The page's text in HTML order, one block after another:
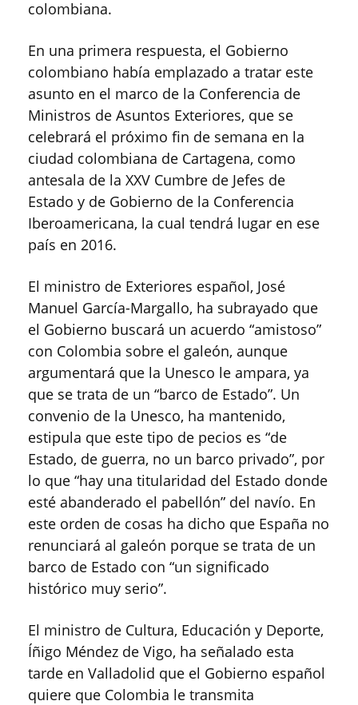
colombiana.
En una primera respuesta, el Gobierno
colombiano había emplazado a tratar este
asunto en el marco de la Conferencia de
Ministros de Asuntos Exteriores, que se
celebrará el próximo fin de semana en la
ciudad colombiana de Cartagena, como
antesala de la XXV Cumbre de Jefes de
Estado y de Gobierno de la Conferencia
Iberoamericana, la cual tendrá lugar en ese
país en 2016.
El ministro de Exteriores español, José
Manuel García-Margallo, ha subrayado que
el Gobierno buscará un acuerdo “amistoso”
con Colombia sobre el galeón, aunque
argumentará que la Unesco le ampara, ya
que se trata de un “barco de Estado”. Un
convenio de la Unesco, ha mantenido,
estipula que este tipo de pecios es “de
Estado, de guerra, no un barco privado”, por
lo que “hay una titularidad del Estado donde
esté abanderado el pabellón” del navío. En
este orden de cosas ha dicho que España no
renunciará al galeón porque se trata de un
barco de Estado con “un significado
histórico muy serio”.
El ministro de Cultura, Educación y Deporte,
Íñigo Méndez de Vigo, ha señalado esta
tarde en Valladolid que el Gobierno español
quiere que Colombia le transmita